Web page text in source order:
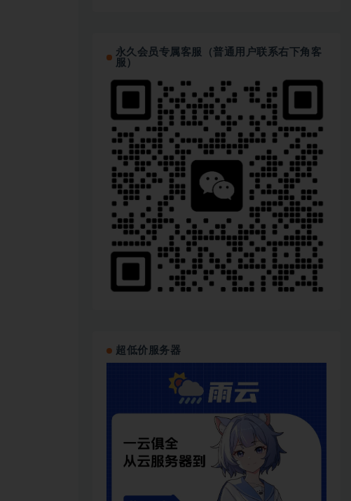
永久会员专属客服（普通用户联系右下角客
服）
超低价服务器